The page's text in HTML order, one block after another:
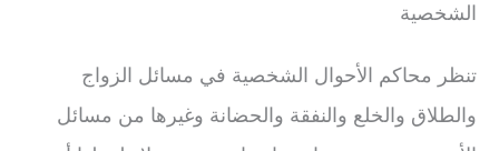
الشخصية
تنظر محاكم الأحوال الشخصية في مسائل الزواج
والطلاق والخلع والنفقة والحضانة وغيرها من مسائل